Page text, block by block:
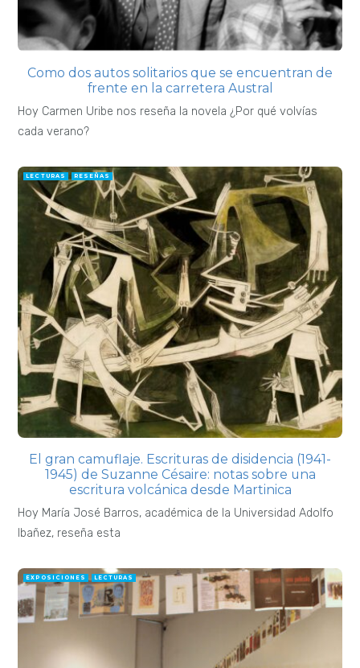
Como dos autos solitarios que se encuentran de
frente en la carretera Austral
Hoy Carmen Uribe nos reseña la novela ¿Por qué volvías
cada verano?
LECTURAS RESEÑAS
El gran camuflaje. Escrituras de disidencia (1941-
1945) de Suzanne Césaire: notas sobre una
escritura volcánica desde Martinica
Hoy María José Barros, académica de la Universidad Adolfo
Ibañez, reseña esta
EXPOSICIONES LECTURAS